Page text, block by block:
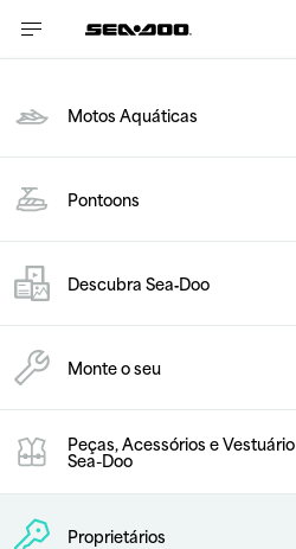
Motos Aquáticas
Pontoons
Descubra Sea‑Doo
Monte o seu
Peças, Acessórios e Vestuário
Sea-Doo
Proprietários
Segurança